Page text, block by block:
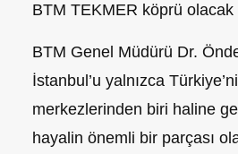
BTM TEKMER köprü olacak
BTM Genel Müdürü Dr.
İstanbul’u yalnızca
merkezlerinden biri haline
hayalin önemli bir parçası